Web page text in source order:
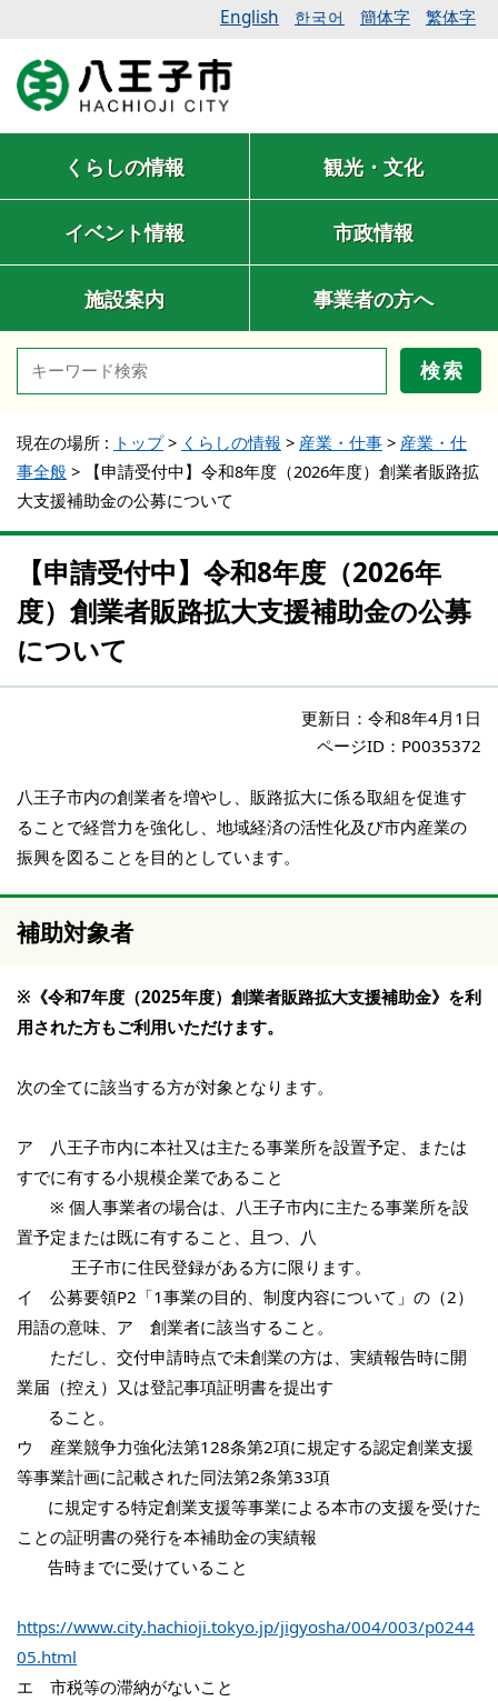
English 한국어 簡体字 繁体字
くらしの情報 観光・文化
イベント情報 市政情報
施設案内 事業者の方へ
検索
現在の場所 : トップ> くらしの情報 > 産業・仕事 > 産業・仕
事全般 >
【申請受付中】令和8年度（2026年度）創業者販路拡
大支援補助金の公募について
【申請受付中】令和8年度（2026年
度）創業者販路拡大支援補助金の公募
について
更新日： 令和8年4月1日
ページID：P0035372
八王子市内の創業者を増やし、販路拡大に係る取組を促進す
ることで経営力を強化し、地域経済の活性化及び市内産業の
振興を図ることを目的としています。
補助対象者
※《令和7年度（2025年度）創業者販路拡大支援補助金》を利
用された方もご利用いただけます。
次の全てに該当する方が対象となります。
ア 八王子市内に本社又は主たる事業所を設置予定、または
すでに有する小規模企業であること
※ 個人事業者の場合は、八王子市内に主たる事業所を設
置予定または既に有すること、且つ、八
王子市に住民登録がある方に限ります。
イ 公募要領P2「1事業の目的、制度内容について」の（2）
用語の意味、ア 創業者に該当すること。
ただし、交付申請時点で未創業の方は、実績報告時に開
業届（控え）又は登記事項証明書を提出す
ること。
ウ 産業競争力強化法第128条第2項に規定する認定創業支援
等事業計画に記載された同法第2条第33項
に規定する特定創業支援等事業による本市の支援を受けた
ことの証明書の発行を本補助金の実績報
告時までに受けていること
https://www.city.hachioji.tokyo.jp/jigyosha/004/003/p0244
05.html
エ 市税等の滞納がないこと